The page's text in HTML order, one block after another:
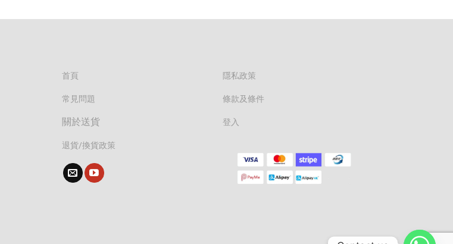
首頁
常見問題
關於送貨
退貨/換貨政策
隱私政策
條款及條件
登入